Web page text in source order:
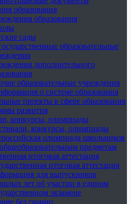
образования
образования
сады
образовательные
дополнительного
образовательные учреждения
о системе образования
проекты в сфере образования
развития
конкурсы, олимпиады
конкурсы, олимпиады
олимпиада школьников
предметам
итоговая аттестация
итоговая аттестация
для выпускников
лет об участии в едином
экзамене
без границ